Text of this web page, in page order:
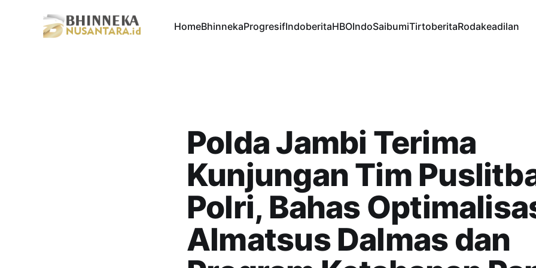
HomeBhinnekaProgresifIndoberitaHBOIndoSaibumiTirtoberitaRodakeadilan
Polda Jambi Terima
Kunjungan Tim
Polri, Bahas
Almatsus Dalmas dan